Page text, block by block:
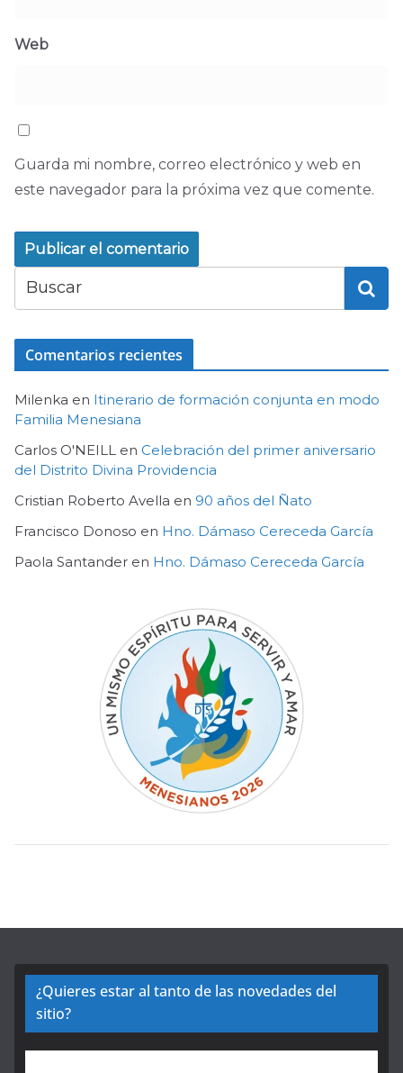
Web
Guarda mi nombre, correo electrónico y web en
este navegador para la próxima vez que comente.
Comentarios recientes
Milenka en Itinerario de formación conjunta en modo
Familia Menesiana
Carlos O'NEILL en Celebración del primer aniversario
del Distrito Divina Providencia
Cristian Roberto Avella en 90 años del Ñato
Francisco Donoso en Hno. Dámaso Cereceda García
Paola Santander en Hno. Dámaso Cereceda García
¿Quieres estar al tanto de las novedades del
sitio?